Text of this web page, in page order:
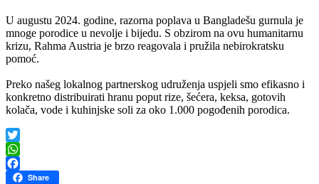
U augustu 2024. godine, razorna poplava u Bangladešu gurnula je
mnoge porodice u nevolje i bijedu. S obzirom na ovu humanitarnu
krizu, Rahma Austria je brzo reagovala i pružila nebirokratsku
pomoć.
Preko našeg lokalnog partnerskog udruženja uspjeli smo efikasno i
konkretno distribuirati hranu poput rize, šećera, keksa, gotovih
kolača, vode i kuhinjske soli za oko 1.000 pogođenih porodica.
Twitter
WhatsApp
Facebook
Share